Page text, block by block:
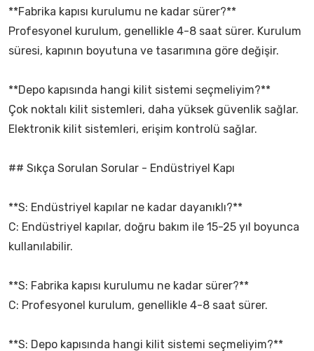
**Fabrika kapısı kurulumu ne kadar sürer?**
Profesyonel kurulum, genellikle 4-8 saat sürer. Kurulum
süresi, kapının boyutuna ve tasarımına göre değişir.
**Depo kapısında hangi kilit sistemi seçmeliyim?**
Çok noktalı kilit sistemleri, daha yüksek güvenlik sağlar.
Elektronik kilit sistemleri, erişim kontrolü sağlar.
## Sıkça Sorulan Sorular - Endüstriyel Kapı
**S: Endüstriyel kapılar ne kadar dayanıklı?**
C: Endüstriyel kapılar, doğru bakım ile 15-25 yıl boyunca
kullanılabilir.
**S: Fabrika kapısı kurulumu ne kadar sürer?**
C: Profesyonel kurulum, genellikle 4-8 saat sürer.
**S: Depo kapısında hangi kilit sistemi seçmeliyim?**